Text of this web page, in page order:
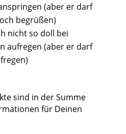
(aber er darf
begrüßen)
nicht so doll bei
aufregen (aber er darf
sind in der Summe
für Deinen